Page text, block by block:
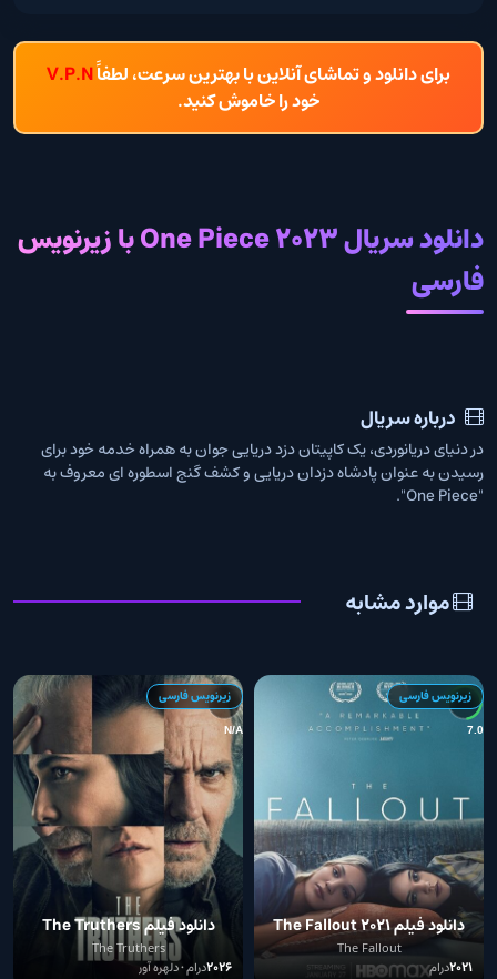
برای دانلود و تماشای آنلاین با بهترین سرعت، لطفاًV.P.N
خود را خاموش کنید.
دانلود سریال One Piece 2023 با زیرنویس
فارسی
درباره سریال
در دنیای دریانوردی، یک کاپیتان دزد دریایی جوان به همراه خدمه خود برای
رسیدن به عنوان پادشاه دزدان دریایی و کشف گنج اسطوره ای معروف به
"One Piece".
موارد مشابه
7.0
زیرنویس فارسی
دانلود فیلم The Fallout 2021
The Fallout
2021درام
N/A
زیرنویس فارسی
دانلود فیلم The Truthers
2026
The Truthers
2026درام • دلهره آور